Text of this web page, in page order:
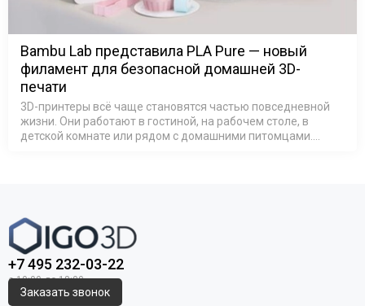
Bambu Lab представила PLA Pure — новый
филамент для безопасной домашней 3D-
печати
3D-принтеры всё чаще становятся частью повседневной
жизни. Они работают в гостиной, на рабочем столе, в
детской комнате или рядом с домашними питомцами.
+7 495 232-03-22
Заказать звонок